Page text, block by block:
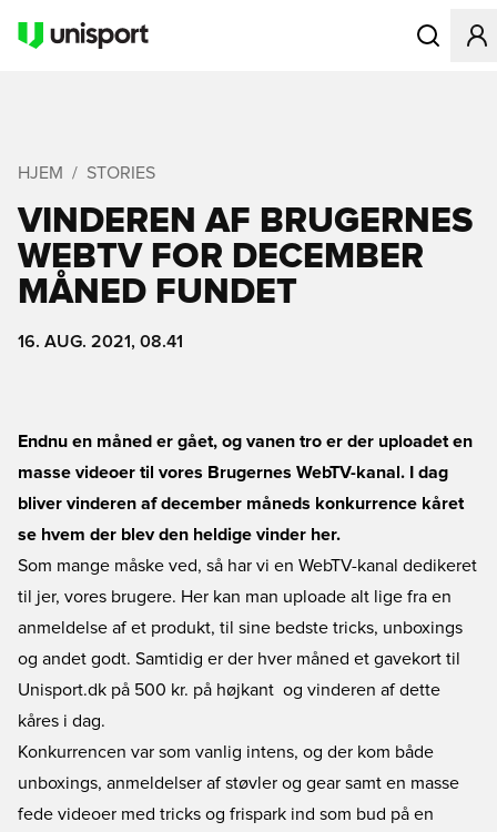
Åbner en
HJEM STORIES
VINDEREN AF BRUGERNES
WEBTV FOR DECEMBER
MÅNED FUNDET
16. AUG. 2021, 08.41
Endnu en måned er gået, og vanen tro er der uploadet en
masse videoer til vores Brugernes WebTV-kanal. I dag
bliver vinderen af december måneds konkurrence kåret 
se hvem der blev den heldige vinder her.
Som mange måske ved, så har vi en WebTV-kanal dedikeret
til jer, vores brugere. Her kan man uploade alt lige fra en
anmeldelse af et produkt, til sine bedste tricks, unboxings
og andet godt. Samtidig er der hver måned et gavekort til
Unisport.dk på 500 kr. på højkant  og vinderen af dette
kåres i dag.
Konkurrencen var som vanlig intens, og der kom både
unboxings, anmeldelser af støvler og gear samt en masse
fede videoer med tricks og frispark ind som bud på en